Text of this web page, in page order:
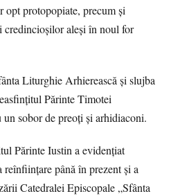
opt protopopiate, precum și
credincioșilor aleși în noul for
Liturghie Arhierească și slujba
Părinte Timotei
sobor de preoți și arhidiaconi.
Părinte Iustin a evidențiat
până în prezent și a
Catedralei Episcopale „Sfânta